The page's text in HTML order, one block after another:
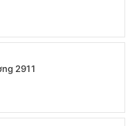
2911